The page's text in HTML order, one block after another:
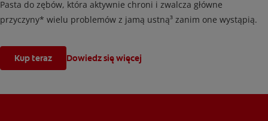
Pasta do zębów, która aktywnie chroni i zwalcza główne
przyczyny* wielu problemów z jamą ustną³ zanim one wystąpią.
Kup teraz Dowiedz się więcej